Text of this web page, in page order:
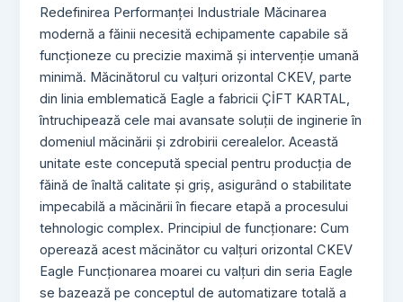
Redefinirea Performanței Industriale Măcinarea
modernă a făinii necesită echipamente capabile să
funcționeze cu precizie maximă și intervenție umană
minimă. Măcinătorul cu valțuri orizontal CKEV, parte
din linia emblematică Eagle a fabricii ÇİFT KARTAL,
întruchipează cele mai avansate soluții de inginerie în
domeniul măcinării și zdrobirii cerealelor. Această
unitate este concepută special pentru producția de
făină de înaltă calitate și griș, asigurând o stabilitate
impecabilă a măcinării în fiecare etapă a procesului
tehnologic complex. Principiul de funcționare: Cum
operează acest măcinător cu valțuri orizontal CKEV
Eagle Funcționarea moarei cu valțuri din seria Eagle
se bazează pe conceptul de automatizare totală a